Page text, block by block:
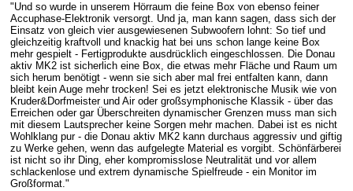
"Und so wurde in unserem Hörraum die feine Box von ebenso feiner
Accuphase-Elektronik versorgt. Und ja, man kann sagen, dass sich der
Einsatz von gleich vier ausgewiesenen Subwoofern lohnt: So tief und
gleichzeitig kraftvoll und knackig hat bei uns schon lange keine Box
mehr gespielt - Fertigprodukte ausdrücklich eingeschlossen. Die Donau
aktiv MK2 ist sicherlich eine Box, die etwas mehr Fläche und Raum um
sich herum benötigt - wenn sie sich aber mal frei entfalten kann, dann
bleibt kein Auge mehr trocken! Sei es jetzt elektronische Musik wie von
Kruder&Dorfmeister und Air oder großsymphonische Klassik - über das
Erreichen oder gar Überschreiten dynamischer Grenzen muss man sich
mit diesem Lautsprecher keine Sorgen mehr machen. Dabei ist es nicht
Wohlklang pur - die Donau aktiv MK2 kann durchaus aggressiv und giftig
zu Werke gehen, wenn das aufgelegte Material es vorgibt. Schönfärberei
ist nicht so ihr Ding, eher kompromisslose Neutralität und vor allem
schlackenlose und extrem dynamische Spielfreude - ein Monitor im
Großformat."